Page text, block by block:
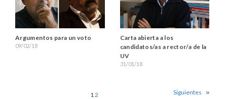
Argumentos para un voto
09/02/18
Carta abierta a los
candidatos/as a rector/a de la
UV
31/01/18
1 2 Siguientes